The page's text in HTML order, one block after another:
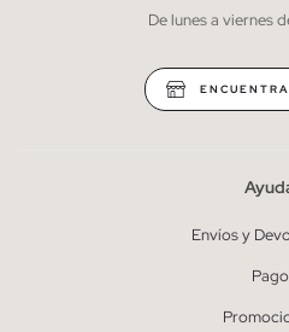
* Puedes cancelar la
De lunes a viernes
Envíos y
Pago